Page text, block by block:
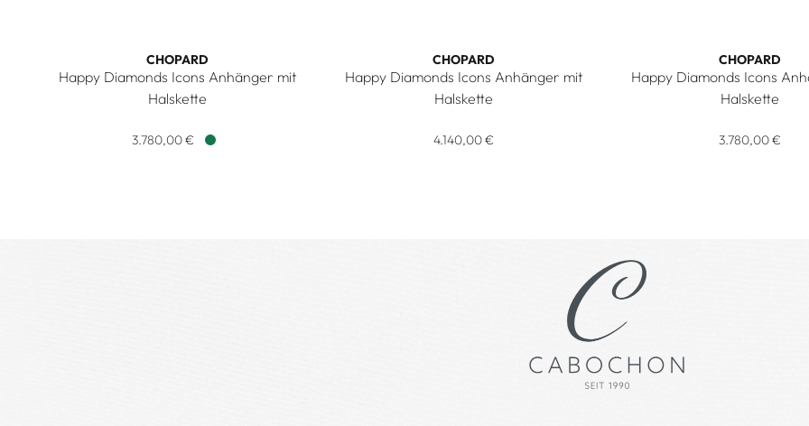
CHOPARD
Happy Diamonds Icons Anhänger mit
Halskette
3.780,00 €
CHOPARD
Happy Diamonds Icons Anhänger mit
Halskette
4.140,00 €
CHOPARD
Happy Diamonds Icons
Halskette
3.780,00 €